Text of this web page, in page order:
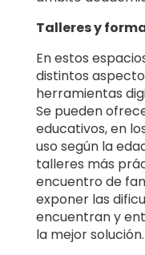
Talleres y
En estos
distintos
herramientas
Se pueden
educativos, en
uso según la
talleres más
encuentro de
exponer las
encuentran y
la mejor solución.